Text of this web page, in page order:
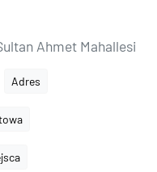
Ahmet Mahallesi
Adres